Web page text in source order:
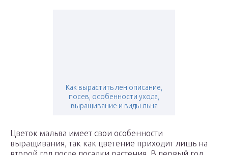
Как вырастить лен описание,
посев, особенности ухода,
выращивание и виды льна
Цветок мальва имеет свои особенности
выращивания, так как цветение приходит лишь на